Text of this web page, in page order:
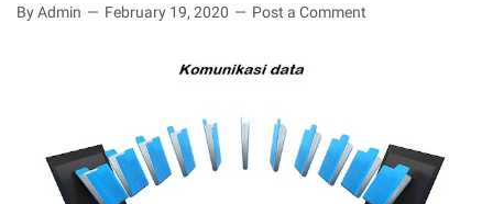
By Admin February 19, 2020 Post a Comment